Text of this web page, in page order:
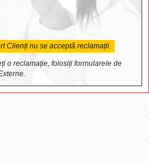
Clienți nu se acceptă reclamații.
o reclamație, folosiți formularele de